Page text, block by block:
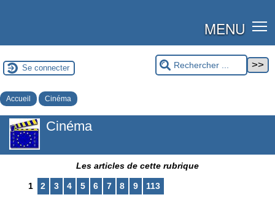
MENU
Se connecter
Accueil Cinéma
Cinéma
Les articles de cette rubrique
1 2 3 4 5 6 7 8 9 113